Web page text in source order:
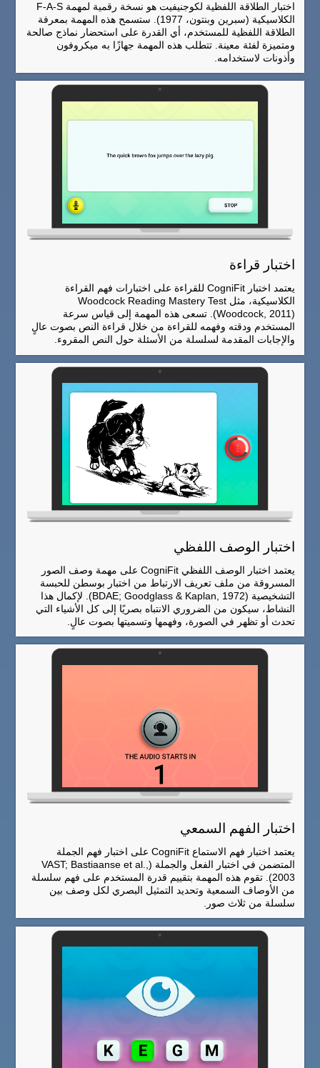
اختبار الطلاقة اللفظية لكوجنيفيت هو نسخة رقمية لمهمة F-A-S
الكلاسيكية (سبرين وبنتون، 1977). ستسمح هذه المهمة بمعرفة
الطلاقة اللفظية للمستخدم، أي القدرة على استحضار نماذج صالحة
ومتميزة لفئة معينة. تتطلب هذه المهمة جهازًا به ميكروفون
وأذونات لاستخدامه.
اختبار قراءة
يعتمد اختبار CogniFit للقراءة على اختبارات فهم القراءة
الكلاسيكية، مثل Woodcock Reading Mastery Test
(Woodcock, 2011). تسعى هذه المهمة إلى قياس سرعة
المستخدم ودقته وفهمه للقراءة من خلال قراءة النص بصوت عالٍ
والإجابات المقدمة لسلسلة من الأسئلة حول النص المقروء.
اختبار الوصف اللفظي
يعتمد اختبار الوصف اللفظي CogniFit على مهمة وصف الصور
المسروقة من ملف تعريف الارتباط من اختبار بوسطن للحبسة
التشخيصية (BDAE; Goodglass & Kaplan, 1972). لإكمال هذا
النشاط، سيكون من الضروري الانتباه بصريًا إلى كل الأشياء التي
تحدث أو تظهر في الصورة، وفهمها وتسميتها بصوت عالٍ.
اختبار الفهم السمعي
يعتمد اختبار فهم الاستماع CogniFit على اختبار فهم الجملة
المتضمن في اختبار الفعل والجملة (VAST; Bastiaanse et al.,
2003). تقوم هذه المهمة بتقييم قدرة المستخدم على فهم سلسلة
من الأوصاف السمعية وتحديد التمثيل البصري لكل وصف بين
سلسلة من ثلاث صور.